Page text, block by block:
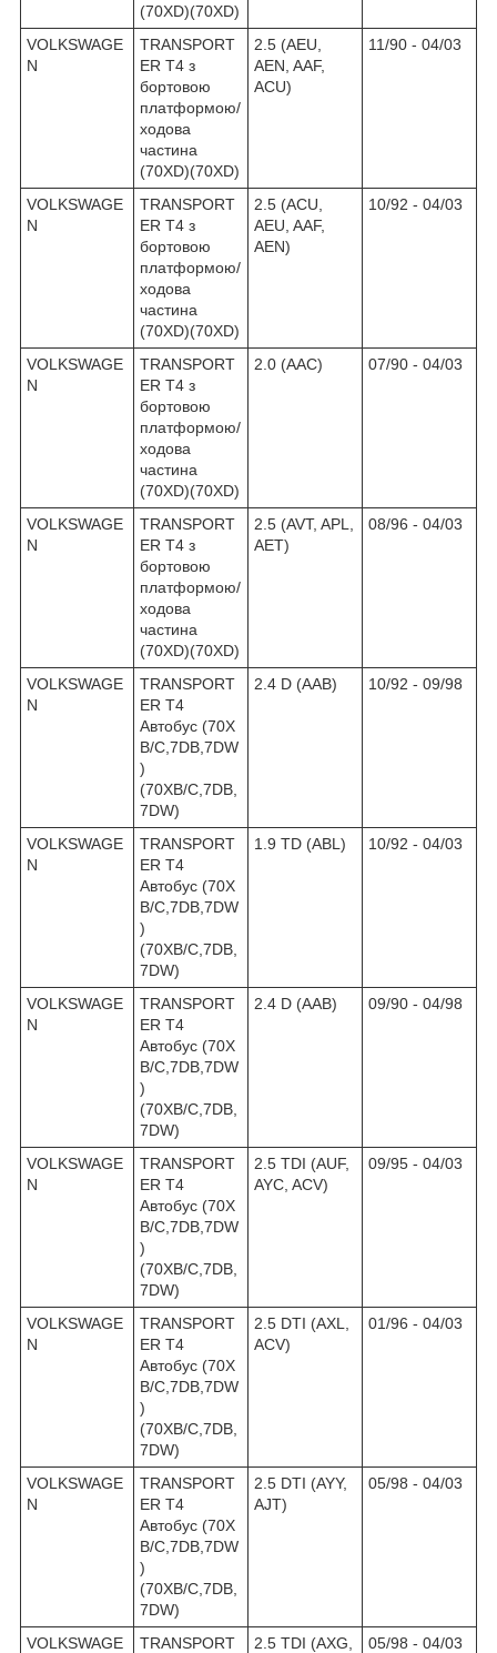
(70XD)(70XD)
VOLKSWAGE
N
TRANSPORT
ER T4 з
бортовою
платформою/
ходова
частина
(70XD)(70XD)
2.5 (AEU,
AEN, AAF,
ACU)
11/90 - 04/03
VOLKSWAGE
N
TRANSPORT
ER T4 з
бортовою
платформою/
ходова
частина
(70XD)(70XD)
2.5 (ACU,
AEU, AAF,
AEN)
10/92 - 04/03
VOLKSWAGE
N
TRANSPORT
ER T4 з
бортовою
платформою/
ходова
частина
(70XD)(70XD)
2.0 (AAC) 07/90 - 04/03
VOLKSWAGE
N
TRANSPORT
ER T4 з
бортовою
платформою/
ходова
частина
(70XD)(70XD)
2.5 (AVT, APL,
AET)
08/96 - 04/03
VOLKSWAGE
N
TRANSPORT
ER T4
Автобус (70X
B/C,7DB,7DW
)
(70XB/C,7DB,
7DW)
2.4 D (AAB) 10/92 - 09/98
VOLKSWAGE
N
TRANSPORT
ER T4
Автобус (70X
B/C,7DB,7DW
)
(70XB/C,7DB,
7DW)
1.9 TD (ABL) 10/92 - 04/03
VOLKSWAGE
N
TRANSPORT
ER T4
Автобус (70X
B/C,7DB,7DW
)
(70XB/C,7DB,
7DW)
2.4 D (AAB) 09/90 - 04/98
VOLKSWAGE
N
TRANSPORT
ER T4
Автобус (70X
B/C,7DB,7DW
)
(70XB/C,7DB,
7DW)
2.5 TDI (AUF,
AYC, ACV)
09/95 - 04/03
VOLKSWAGE
N
TRANSPORT
ER T4
Автобус (70X
B/C,7DB,7DW
)
(70XB/C,7DB,
7DW)
2.5 DTI (AXL,
ACV)
01/96 - 04/03
VOLKSWAGE
N
TRANSPORT
ER T4
Автобус (70X
B/C,7DB,7DW
)
(70XB/C,7DB,
7DW)
2.5 DTI (AYY,
AJT)
05/98 - 04/03
VOLKSWAGE
TRANSPORT
2.5 TDI (AXG,
05/98 - 04/03